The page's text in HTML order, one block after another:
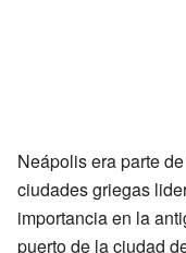
Neápolis era parte
ciudades griegas
importancia en la
puerto de la ciudad